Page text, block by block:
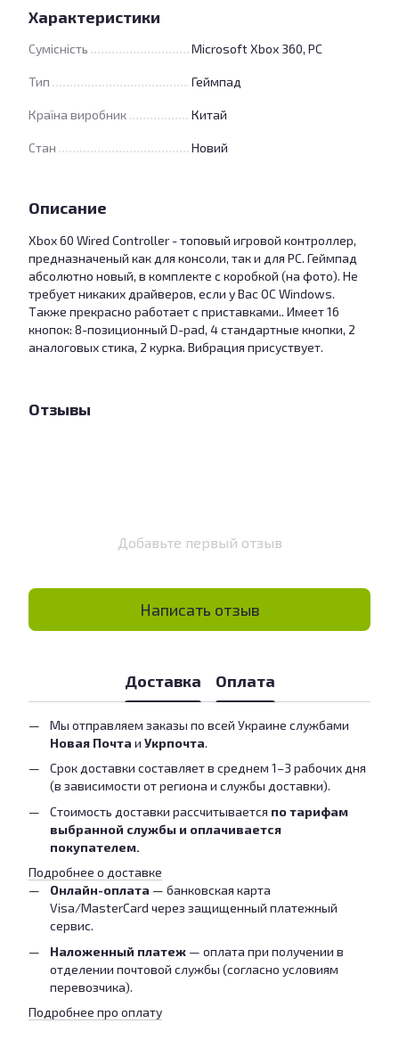
Характеристики
Сумісність Microsoft Xbox 360, PC
Тип Геймпад
Країна виробник Китай
Стан Новий
Описание
Xbox 60 Wired Controller - топовый игровой контроллер,
предназначеный как для консоли, так и для PC. Геймпад
абсолютно новый, в комплекте с коробкой (на фото). Не
требует никаких драйверов, если у Вас OC Windows.
Также прекрасно работает с приставками.. Имеет 16
кнопок: 8-позиционный D-pad, 4 стандартные кнопки, 2
аналоговых стика, 2 курка. Вибрация присуствует.
Отзывы
Добавьте первый отзыв
Написать отзыв
Доставка Оплата
Мы отправляем заказы по всей Украине службами
Новая Почта и Укрпочта.
Срок доставки составляет в среднем 1–3 рабочих дня
(в зависимости от региона и службы доставки).
Стоимость доставки рассчитывается по тарифам
выбранной службы и оплачивается
покупателем.
Подробнее о доставке
Онлайн-оплата — банковская карта
Visa/MasterCard через защищенный платежный
сервис.
Наложенный платеж — оплата при получении в
отделении почтовой службы (согласно условиям
перевозчика).
Подробнее про оплату